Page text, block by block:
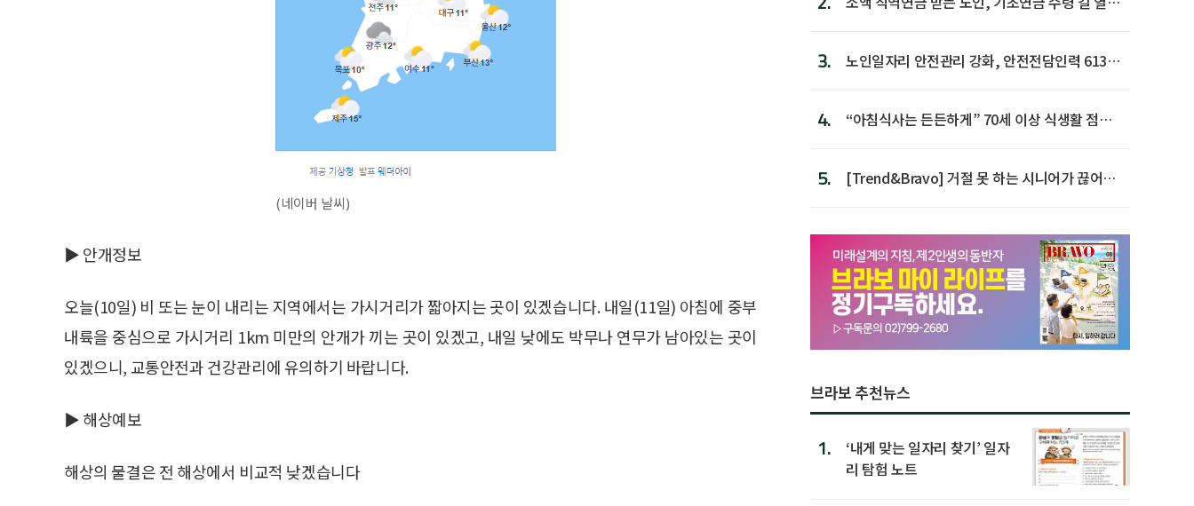
(네이버 날씨)
▶ 안개정보
오늘(10일) 비 또는 눈이 내리는 지역에서는 가시거리가 짧아지는 곳이 있겠습니다. 내일(11일) 아침에 중부
내륙을 중심으로 가시거리 1km 미만의 안개가 끼는 곳이 있겠고, 내일 낮에도 박무나 연무가 남아있는 곳이
있겠으니, 교통안전과 건강관리에 유의하기 바랍니다.
▶ 해상예보
해상의 물결은 전 해상에서 비교적 낮겠습니다
3.
노인일자리 안전관리 강화, 안전전담인력 613명
4.
“아침식사는 든든하게” 70세 이상 식생활 점수
5.
[Trend&Bravo] 거절 못 하는 시니어가 끊어야
브라보 추천뉴스
1.
‘내게 맞는 일자리 찾기’ 일자
리 탐험 노트